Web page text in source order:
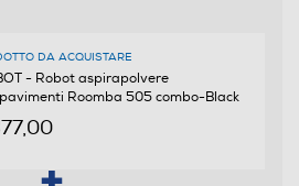
DA ACQUISTARE
- Robot aspirapolvere
Roomba 505 combo-Black